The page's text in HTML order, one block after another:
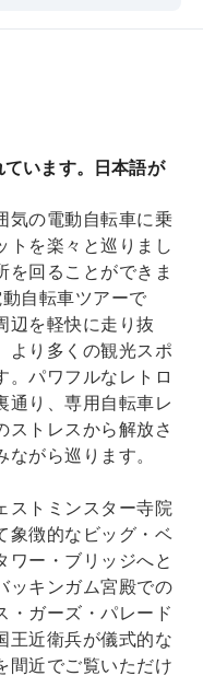
います。日本語が
気の電動自転車に乗
トを楽々と巡りまし
を回ることができま
自転車ツアーで
辺を軽快に走り抜
より多くの観光スポ
。パワフルなレトロ
通り、専用自転車レ
ストレスから解放さ
がら巡ります。
ストミンスター寺院
象徴的なビッグ・ベ
ワー・ブリッジへと
ッキンガム宮殿での
・ガーズ・パレード
王近衛兵が儀式的な
間近でご覧いただけ